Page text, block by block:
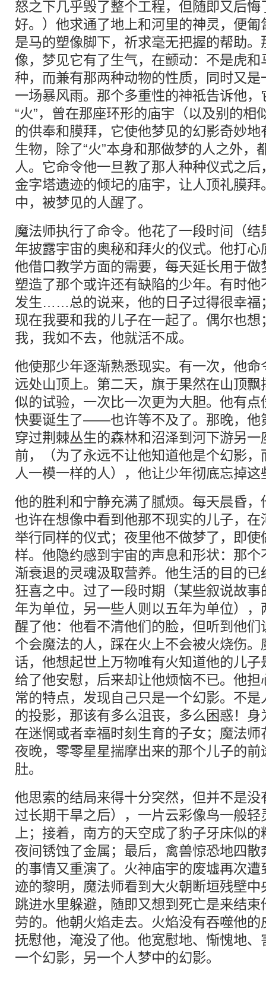
怒之下几乎毁了整个工程，但随即又后
好。）他求通了地上和河里的神灵，便
是马的塑像脚下，祈求毫无把握的帮助
像，梦见它有了生气，在颤动：不是虎
种，而兼有那两种动物的性质，同时又
一场暴风雨。那个多重性的神祗告诉他
“火”，曾在那座环形的庙宇（以及别的相
的供奉和膜拜，它使他梦见的幻影奇妙
生物，除了“火”本身和那做梦的人之外，
人。它命令他一旦教了那人种种仪式之
金字塔遗迹的倾圮的庙宇，让人顶礼膜
中，被梦见的人醒了。
魔法师执行了命令。他花了一段时间（
年披露宇宙的奥秘和拜火的仪式。他打
他借口教学方面的需要，每天延长用于
塑造了那个或许还有缺陷的少年。有时
发生……总的说来，他的日子过得很幸福
现在我要和我的儿子在一起了。偶尔也
我，我如不去，他就活不成。
他使那少年逐渐熟悉现实。有一次，他
远处山顶上。第二天，旗于果然在山顶
似的试验，一次比一次更为大胆。他有
快要诞生了——也许等不及了。那晚，他
穿过荆棘丛生的森林和沼泽到河下游另
前，（为了永远不让他知道他是个幻影
人一模一样的人），他让少年彻底忘掉这
他的胜利和宁静充满了腻烦。每天晨昏
也许在想像中看到他那不现实的儿子，
举行同样的仪式；夜里他不做梦了，即
样。他隐约感到宇宙的声息和形状：那
渐衰退的灵魂汲取营养。他生活的目的
狂喜之中。过了一段时期（某些叙说故
年为单位，另一些人则以五年为单位）
醒了他：他看不清他们的脸，但听到他
个会魔法的人，踩在火上不会被火烧伤
话，他想起世上万物唯有火知道他的儿
给了他安慰，后来却让他烦恼不已。他
常的特点，发现自己只是一个幻影。不
的投影，那该有多么沮丧，多么困惑！
在迷惘或者幸福时刻生育的子女；魔法
夜晚，零零星星揣摩出来的那个儿子的
肚。
他思索的结局来得十分突然，但并不是
过长期干旱之后），一片云彩像鸟一般
上；接着，南方的天空成了豹子牙床似
夜间锈蚀了金属；最后，禽兽惊恐地四
的事情又重演了。火神庙宇的废墟再次
迹的黎明，魔法师看到大火朝断垣残壁
跳进水里躲避，随即又想到死亡是来结
劳的。他朝火焰走去。火焰没有吞噬他
抚慰他，淹没了他。他宽慰地、惭愧地
一个幻影，另一个人梦中的幻影。